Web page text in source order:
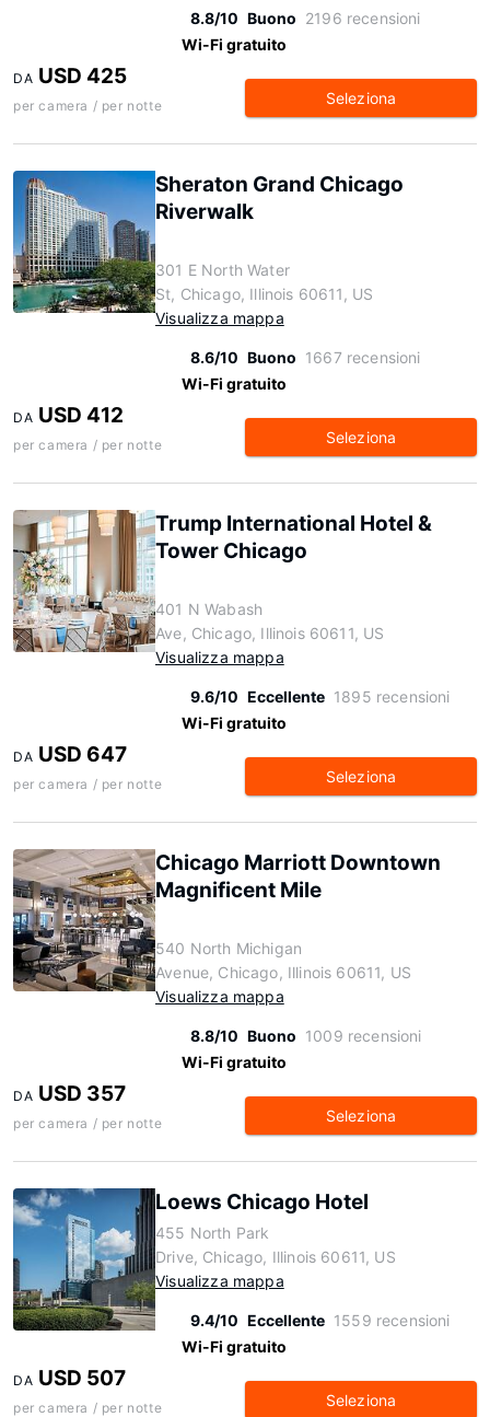
8.8/10 Buono 2196 recensioni
Wi-Fi gratuito
DA USD 425
per camera / per notte Seleziona
Sheraton Grand Chicago
Riverwalk
301 E North Water
St, Chicago, Illinois 60611, US
Visualizza mappa
8.6/10 Buono 1667 recensioni
Wi-Fi gratuito
DA USD 412
per camera / per notte Seleziona
Trump International Hotel &
Tower Chicago
401 N Wabash
Ave, Chicago, Illinois 60611, US
Visualizza mappa
9.6/10 Eccellente 1895 recensioni
Wi-Fi gratuito
DA USD 647
per camera / per notte Seleziona
Chicago Marriott Downtown
Magnificent Mile
540 North Michigan
Avenue, Chicago, Illinois 60611, US
Visualizza mappa
8.8/10 Buono 1009 recensioni
Wi-Fi gratuito
DA USD 357
per camera / per notte Seleziona
Loews Chicago Hotel
455 North Park
Drive, Chicago, Illinois 60611, US
Visualizza mappa
9.4/10 Eccellente 1559 recensioni
Wi-Fi gratuito
DA USD 507
per camera / per notte Seleziona